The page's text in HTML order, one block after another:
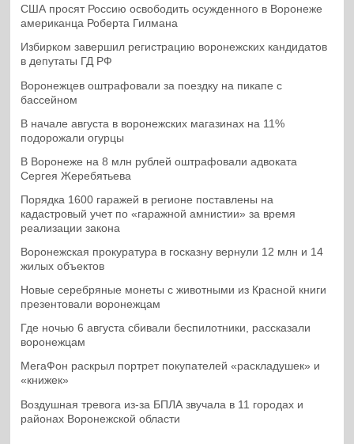
США просят Россию освободить осужденного в Воронеже
американца Роберта Гилмана
Избирком завершил регистрацию воронежских кандидатов
в депутаты ГД РФ
Воронежцев оштрафовали за поездку на пикапе с
бассейном
В начале августа в воронежских магазинах на 11%
подорожали огурцы
В Воронеже на 8 млн рублей оштрафовали адвоката
Сергея Жеребятьева
Порядка 1600 гаражей в регионе поставлены на
кадастровый учет по «гаражной амнистии» за время
реализации закона
Воронежская прокуратура в госказну вернули 12 млн и 14
жилых объектов
Новые серебряные монеты с животными из Красной книги
презентовали воронежцам
Где ночью 6 августа сбивали беспилотники, рассказали
воронежцам
МегаФон раскрыл портрет покупателей «раскладушек» и
«книжек»
Воздушная тревога из-за БПЛА звучала в 11 городах и
районах Воронежской области